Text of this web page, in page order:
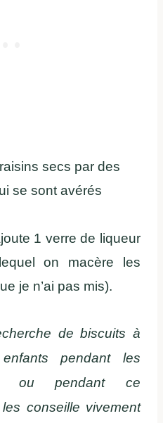
secs par des
se sont avérés
1 verre de liqueur
on macère les
je n’ai pas mis).
de biscuits à
pendant les
ou pendant ce
conseille vivement